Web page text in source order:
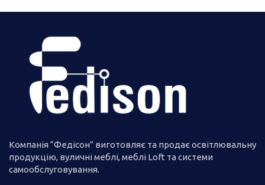
Компанія “Федісон” виготовляє та продає освітлювальну
продукцію, вуличні меблі, меблі Loft та системи
самообслуговування.